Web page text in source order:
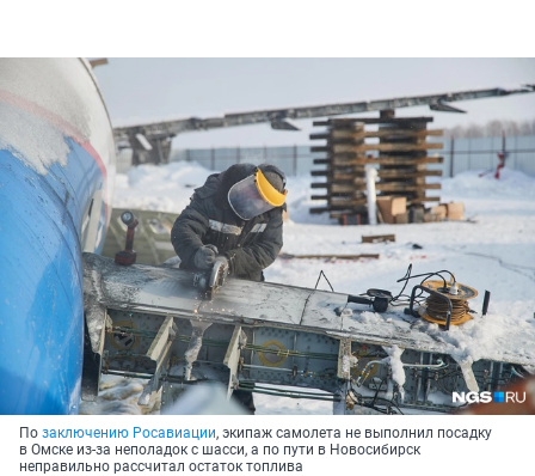
По заключению Росавиации, экипаж самолета не выполнил посадку
в Омске из-за неполадок с шасси, а по пути в Новосибирск
неправильно рассчитал остаток топлива